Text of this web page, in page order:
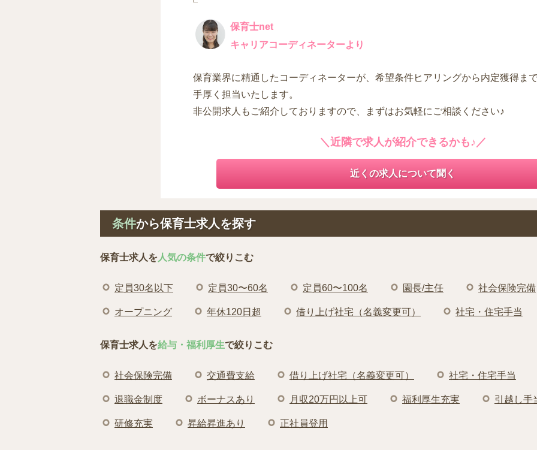
保育士net
キャリアコーディネーターより
保育業界に精通したコーディネーターが、希望条件ヒアリングから内定獲得ま
手厚く担当いたします。
非公開求人もご紹介しておりますので、まずはお気軽にご相談ください♪
＼近隣で求人が紹介できるかも♪／
近くの求人について聞く
条件から保育士求人を探す
保育士求人を 人気の条件で絞りこむ
定員30名以下 定員30〜60名 定員60〜100名 園長/主任 社会保険完備
オープニング 年休120日超 借り上げ社宅（名義変更可） 社宅・住宅手当
保育士求人を給与・福利厚生で絞りこむ
社会保険完備 交通費支給 借り上げ社宅（名義変更可） 社宅・住宅手当
退職金制度 ボーナスあり 月収20万円以上可 福利厚生充実 引越し手
研修充実 昇給昇進あり 正社員登用